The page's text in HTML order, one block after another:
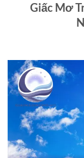
Giấc Mơ